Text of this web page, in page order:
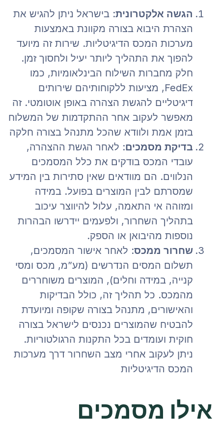
הגשה אלקטרונית: בישראל ניתן להגיש את
הצהרת היבוא בצורה מקוונת באמצעות
מערכות המכס הדיגיטליות. שירות זה מיועד
להפוך את התהליך ליותר יעיל ולחסוך זמן.
חלק מחברות השילוח הבינלאומיות, כמו
FedEx, מציעות ללקוחותיהם שירותים
דיגיטליים להגשת הצהרה באופן אוטומטי. זה
מאפשר לעקוב אחר ההתקדמות של המשלוח
בזמן אמת ולוודא שהכל מתנהל בצורה חלקה​
בדיקת מסמכים: לאחר הגשת ההצהרה,
עובדי המכס בודקים את כלל המסמכים
הנלווים. הם מוודאים שאין סתירות בין המידע
שמסרתם לבין המוצרים בפועל. במידה
ומזוהה אי התאמה, עלול להיווצר עיכוב
בתהליך השחרור, ולפעמים יידרשו הבהרות
נוספות מהיבואן או הספק.
שחרור ממכס: לאחר אישור המסמכים,
תשלום המסים הנדרשים (מע”מ, מכס ומסי
קנייה, במידה וחלים), המוצרים משוחררים
מהמכס. כל תהליך זה, כולל הבדיקות
והאישורים, מתנהל בצורה שקופה ומיועדת
להבטיח שהמוצרים נכנסים לישראל בצורה
חוקית ועומדים בכל התקנות הרגולטוריות.
ניתן לעקוב אחרי מצב השחרור דרך מערכות
המכס הדיגיטליות​
אילו מסמכים